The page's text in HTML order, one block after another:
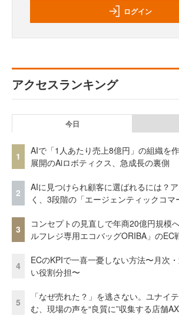
ログイン
アクセスランキング
今日
1
AIで「1人あたり売上8億円」の組織を
展開のAiロボティクス、急成長の裏側
2
AIに見つけられ顧客に選ばれるには？
く、3段階の「エージェンティックコマ
3
コンセプトの見直しで年商20億円規
ルフレジ専用エコバッグORIBA」のEC
4
ECのKPIで一喜一憂しない方法〜月次
い役割分担〜
5
「なぜ売れた？」を逃さない。ユナイ
む、現場の声を“良質に”収集する店舗AX